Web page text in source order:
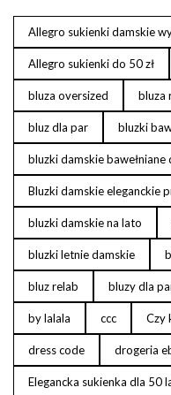
Allegro sukienki damskie
Allegro sukienki do 50 zł
bluza oversized bluza
bluz dla par bluzki
bluzki damskie bawełniane
Bluzki damskie eleganckie
bluzki damskie na lato
bluzki letnie damskie
bluz relab bluzy dla
by lalala ccc Czy
dress code drogeria
Elegancka sukienka dla 50